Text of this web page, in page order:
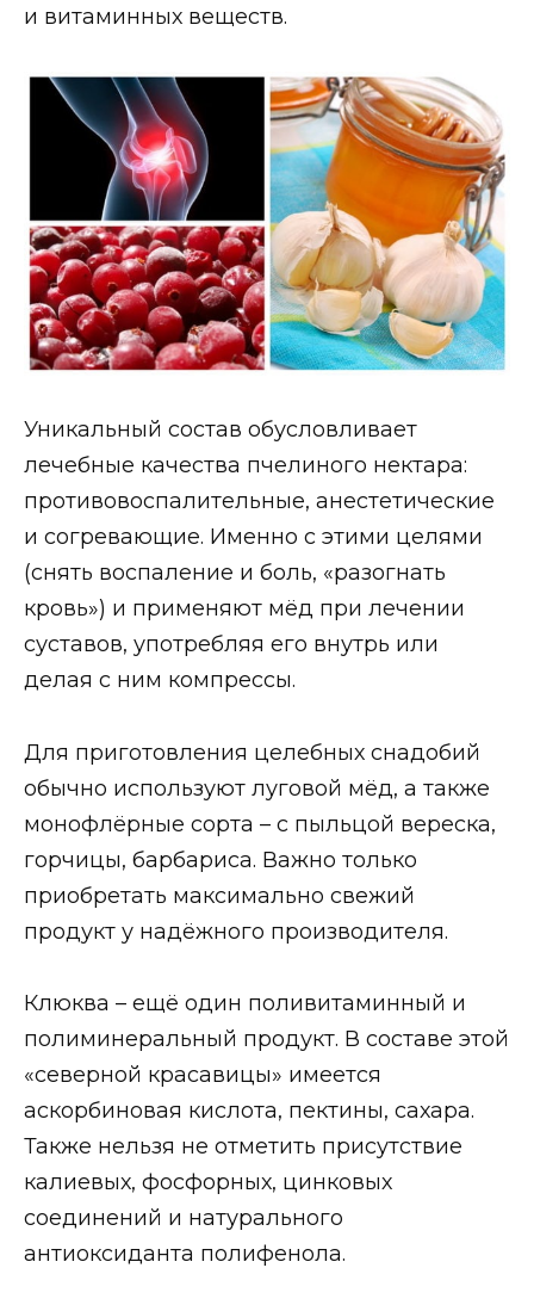
и витаминных веществ.
Уникальный состав обусловливает
лечебные качества пчелиного нектара:
противовоспалительные, анестетические
и согревающие. Именно с этими целями
(снять воспаление и боль, «разогнать
кровь») и применяют мёд при лечении
суставов, употребляя его внутрь или
делая с ним компрессы.
Для приготовления целебных снадобий
обычно используют луговой мёд, а также
монофлёрные сорта – с пыльцой вереска,
горчицы, барбариса. Важно только
приобретать максимально свежий
продукт у надёжного производителя.
Клюква – ещё один поливитаминный и
полиминеральный продукт. В составе этой
«северной красавицы» имеется
аскорбиновая кислота, пектины, сахара.
Также нельзя не отметить присутствие
калиевых, фосфорных, цинковых
соединений и натурального
антиоксиданта полифенола.